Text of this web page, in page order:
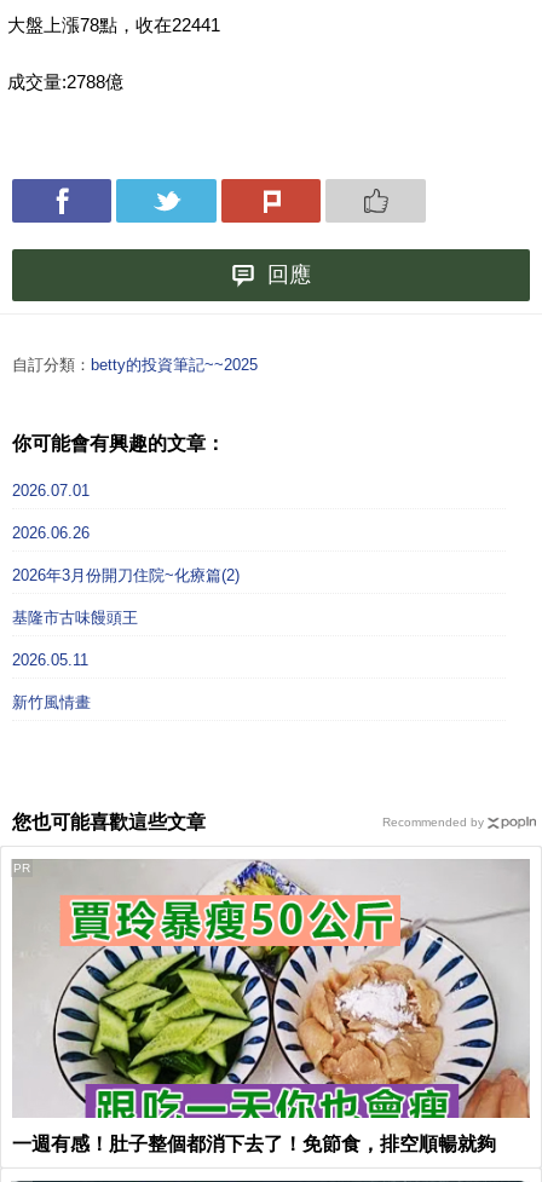
大盤上漲78點，收在22441
成交量:2788億
回應
自訂分類： betty的投資筆記~~2025
你可能會有興趣的文章：
2026.07.01
2026.06.26
2026年3月份開刀住院~化療篇(2)
基隆市古味饅頭王
2026.05.11
新竹風情畫
您也可能喜歡這些文章
一週有感！肚子整個都消下去了！免節食，排空順暢就夠
PR
Recommended by